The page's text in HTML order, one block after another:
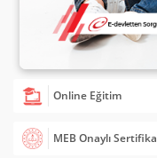
MEB Onaylı Sertifika
Online Eğitim